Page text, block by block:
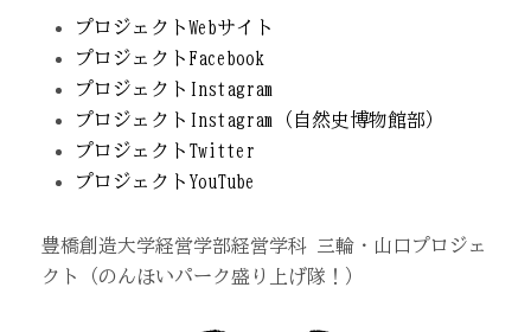
プロジェクトWebサイト
プロジェクトFacebook
プロジェクトInstagram
プロジェクトInstagram（自然史博物館部）
プロジェクトTwitter
プロジェクトYouTube
豊橋創造大学経営学部経営学科 三輪・山口プロジェ
クト（のんほいパーク盛り上げ隊！）